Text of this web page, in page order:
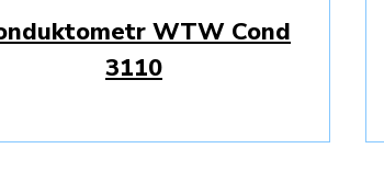
WTW Cond
3110